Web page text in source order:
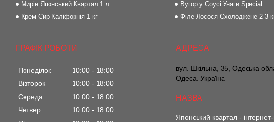
Мирін Японський Квартал 1 л
Крем-Сир Каліфорнія 1 кг
Вугор у Соусі Унаги Special
Філе Лосося Охолоджене 2-3
ГРАФІК РОБОТИ
Понеділок 10:00
18:00
Вівторок
10:00
18:00
Середа
10:00
18:00
Четвер
10:00
18:00
вул. Шкільна, 35, Одеська
Одеса, Україна
Японський квартал -